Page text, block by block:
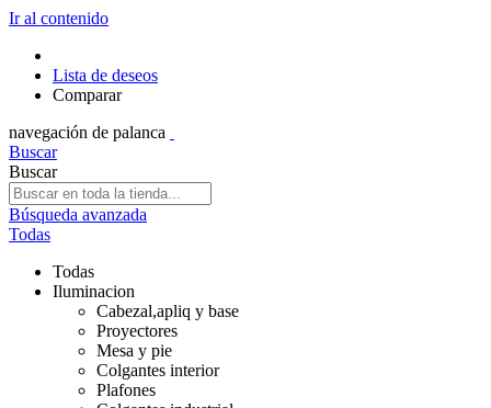
Ir al contenido
Lista de deseos
Comparar
navegación de palanca
Buscar
Buscar
Búsqueda avanzada
Todas
Todas
Iluminacion
Cabezal,apliq y base
Proyectores
Mesa y pie
Colgantes interior
Plafones